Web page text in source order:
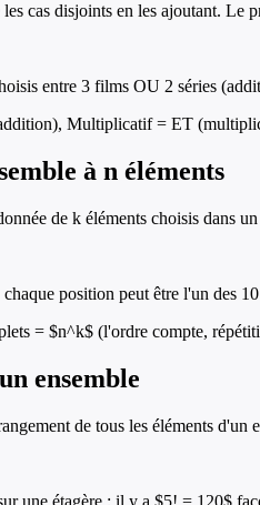
cas disjoints en les ajoutant. Le
entre 3 films OU 2 séries
Multiplicatif = ET
à n éléments
de k éléments choisis dans
position peut être l'un des
= $n^k$ (l'ordre compte,
ensemble
de tous les éléments
une étagère : il y a $5! = 120$